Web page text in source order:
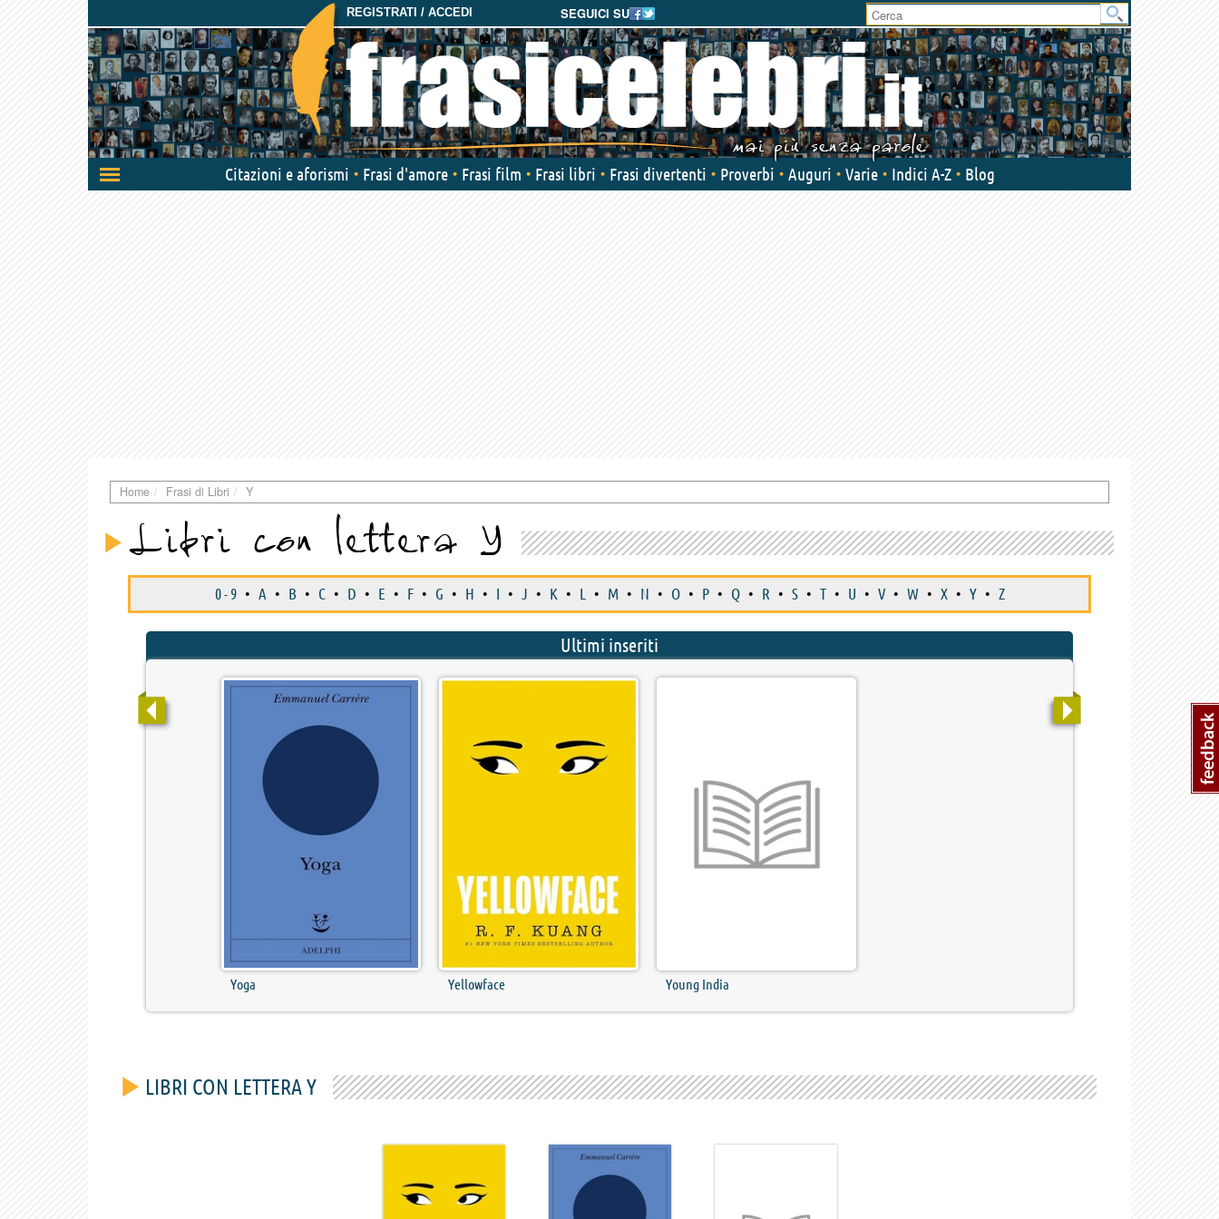
SEGUICI SU
REGISTRATI / ACCEDI
Attiva/disattiva
navigazione
User
area
Citazioni e aforismi Frasi d'amore Frasi film Frasi libri Frasi divertenti Proverbi Auguri Varie Indici A-Z Blog
Home Frasi di Libri Y
Libri con lettera Y
0 - 9 • A • B • C • D • E • F • G • H • I • J • K • L • M • N • O • P • Q • R • S • T • U • V • W • X • Y • Z
Ultimi inseriti
Yoga Yellowface Young India
LIBRI CON LETTERA Y